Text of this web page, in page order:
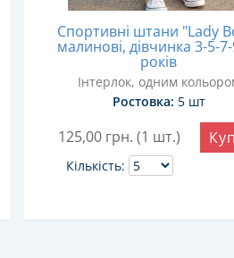
Спортивні штани "Lady
малинові, дівчинка 3-5-
років
Інтерлок, одним
Ростовка: 5 шт
125,00 грн. (1 шт.)
Кількість: